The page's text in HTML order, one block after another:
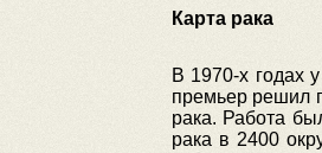
Карта рака
В 1970-х годах
премьер решил
рака. Работа
рака в 2400